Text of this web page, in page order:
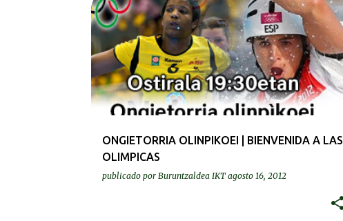
ONGIETORRIA OLINPIKOEI | BIENVENIDA A LAS
OLIMPICAS
publicado por Buruntzaldea IKT agosto 16, 2012
BEREZIAK | ESPECIALES